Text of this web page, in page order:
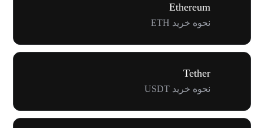
Ethereum
نحوه خرید ETH
Tether
نحوه خرید USDT